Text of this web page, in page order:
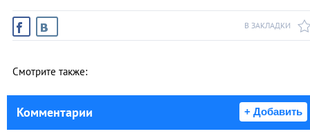
В ЗАКЛАДКИ
Смотрите также:
Комментарии + Добавить